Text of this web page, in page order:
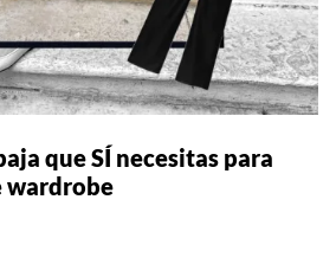
que SÍ necesitas para
wardrobe